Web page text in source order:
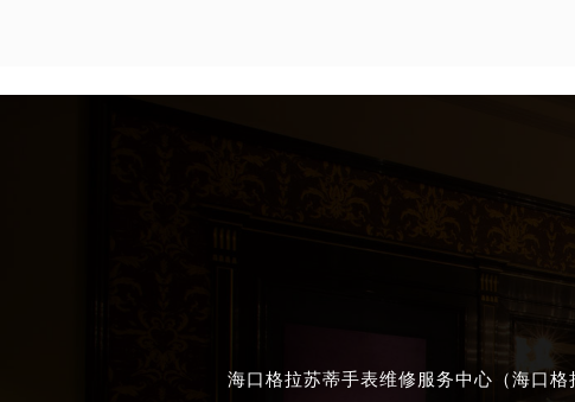
海口格拉苏蒂手表维修服务中心（海口